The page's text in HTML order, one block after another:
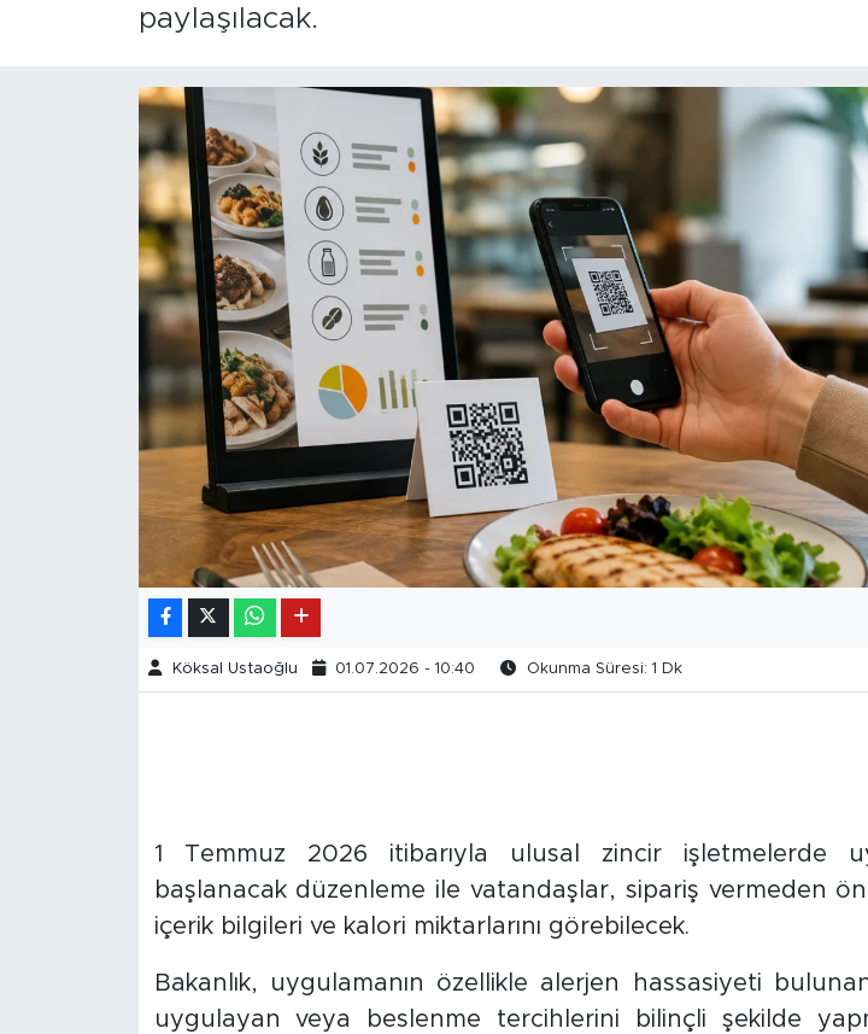
paylaşılacak.
Köksal Ustaoğlu 01.07.2026 - 10:40 Okunma Süresi: 1 Dk
1 Temmuz 2026 itibarıyla ulusal zincir işletmelerde
başlanacak düzenleme ile vatandaşlar, sipariş vermeden
içerik bilgileri ve kalori miktarlarını görebilecek.
Bakanlık, uygulamanın özellikle alerjen hassasiyeti
uygulayan veya beslenme tercihlerini bilinçli şekilde